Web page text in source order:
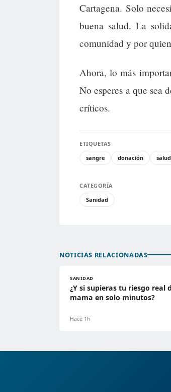
Cartagena. Solo
buena salud. La
comunidad y por
Ahora, lo más
No esperes a que sea
críticos.
ETIQUETAS
sangre
donación salud
CATEGORÍA
Sanidad
NOTICIAS RELACIONADAS
SANIDAD
¿Y si supieras tu riesgo real
mama en solo minutos?
Hace 1h